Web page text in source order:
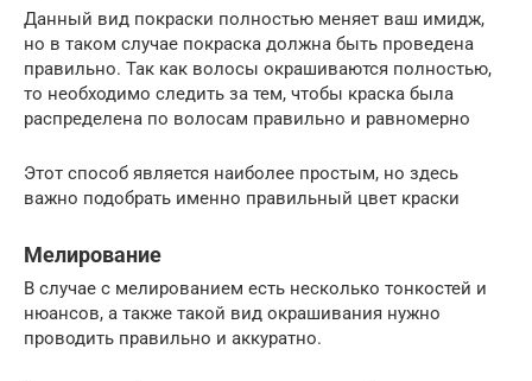
Данный вид покраски полностью меняет ваш имидж,
но в таком случае покраска должна быть проведена
правильно. Так как волосы окрашиваются полностью,
то необходимо следить за тем, чтобы краска была
распределена по волосам правильно и равномерно
Этот способ является наиболее простым, но здесь
важно подобрать именно правильный цвет краски
Мелирование
В случае с мелированием есть несколько тонкостей и
нюансов, а также такой вид окрашивания нужно
проводить правильно и аккуратно.